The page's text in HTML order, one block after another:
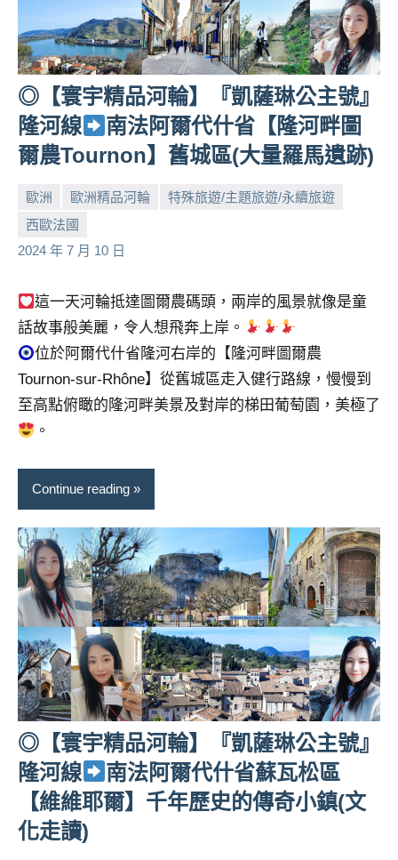
◎【寰宇精品河輪】『凱薩琳公主號』
隆河線
南法阿爾代什省【隆河畔圖
爾農Tournon】舊城區(大量羅馬遺跡)
歐洲 歐洲精品河輪
特殊旅遊/主題旅遊/永續旅遊
西歐法國
2024 年 7 月 10 日
小
芳
No
comments
這一天河輪抵達圖爾農碼頭，兩岸的風景就像是童
話故事般美麗，令人想飛奔上岸。
位於阿爾代什省隆河右岸的【隆河畔圖爾農
Tournon-sur-Rhône】從舊城區走入健行路線，慢慢到
至高點俯瞰的隆河畔美景及對岸的梯田葡萄園，美極了
。
Continue reading
◎【寰宇精品河輪】『凱薩琳公主號』
隆河線
南法阿爾代什省蘇瓦松區
【維維耶爾】千年歷史的傳奇小鎮(文
化走讀)